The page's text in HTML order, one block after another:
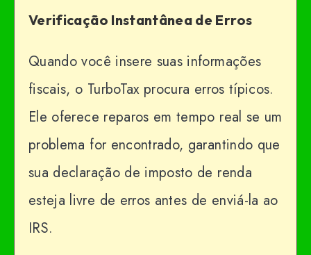
Verificação Instantânea de Erros
Quando você insere suas informações
fiscais, o TurboTax procura erros típicos.
Ele oferece reparos em tempo real se um
problema for encontrado, garantindo que
sua declaração de imposto de renda
esteja livre de erros antes de enviá-la ao
IRS.